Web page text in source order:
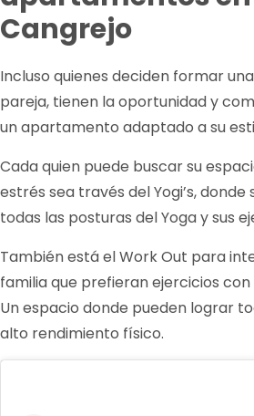
Cangrejo
Incluso quienes deciden formar
pareja, tienen la oportunidad y
un apartamento adaptado a su
Cada quien puede buscar su
estrés sea través del Yogi’s,
todas las posturas del Yoga y sus
También está el Work Out para
familia que prefieran ejercicios con
Un espacio donde pueden lograr
alto rendimiento físico.